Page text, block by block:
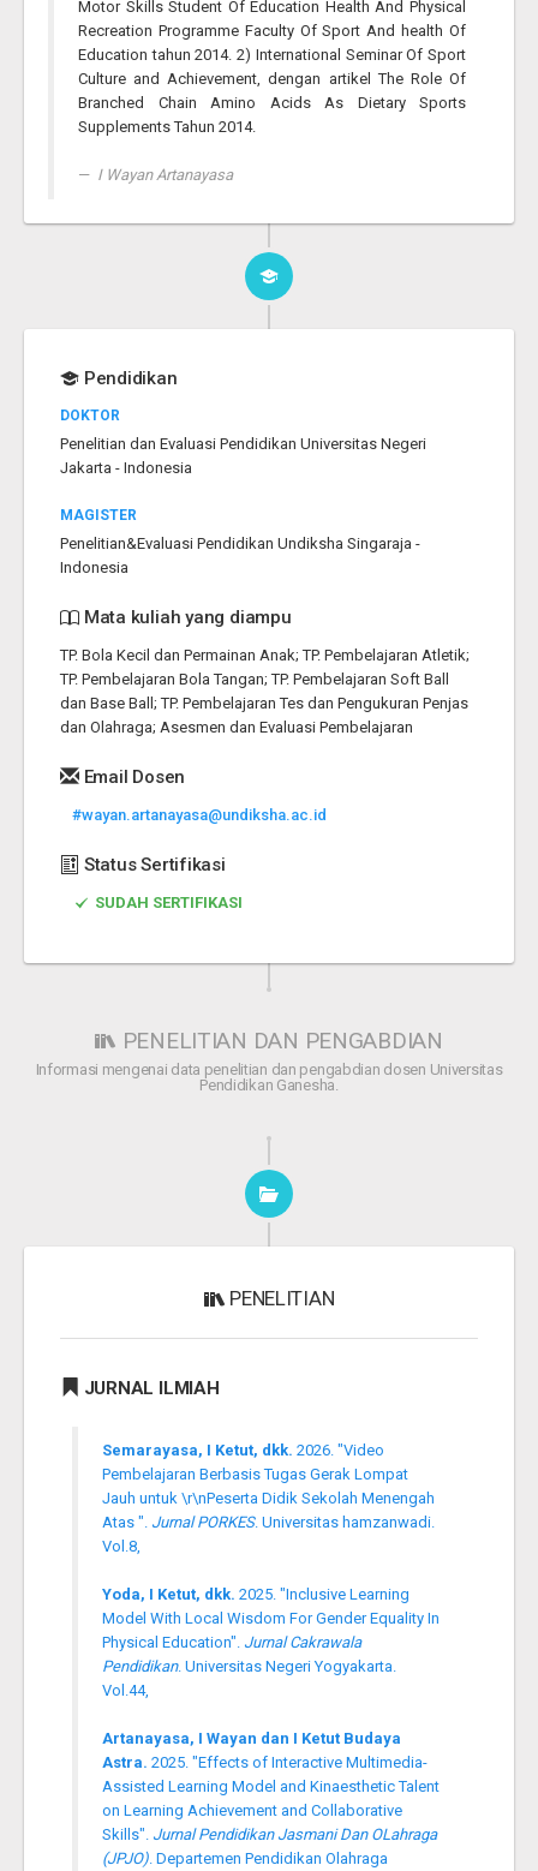
Motor Skills Student Of Education Health And Physical
Recreation Programme Faculty Of Sport And health Of
Education tahun 2014. 2) International Seminar Of Sport
Culture and Achievement, dengan artikel The Role Of
Branched Chain Amino Acids As Dietary Sports
Supplements Tahun 2014.
I Wayan Artanayasa
Pendidikan
DOKTOR
Penelitian dan Evaluasi Pendidikan Universitas Negeri
Jakarta - Indonesia
MAGISTER
Penelitian&Evaluasi Pendidikan Undiksha Singaraja -
Indonesia
Mata kuliah yang diampu
TP. Bola Kecil dan Permainan Anak; TP. Pembelajaran Atletik;
TP. Pembelajaran Bola Tangan; TP. Pembelajaran Soft Ball
dan Base Ball; TP. Pembelajaran Tes dan Pengukuran Penjas
dan Olahraga; Asesmen dan Evaluasi Pembelajaran
Email Dosen
#wayan.artanayasa@undiksha.ac.id
Status Sertifikasi
SUDAH SERTIFIKASI
PENELITIAN DAN PENGABDIAN
Informasi mengenai data penelitian dan pengabdian dosen Universitas
Pendidikan Ganesha.
PENELITIAN
JURNAL ILMIAH
Semarayasa, I Ketut, dkk. 2026. "Video
Pembelajaran Berbasis Tugas Gerak Lompat
Jauh untuk \r\nPeserta Didik Sekolah Menengah
Atas ". Jurnal PORKES. Universitas hamzanwadi.
Vol.8,
Yoda, I Ketut, dkk. 2025. "Inclusive Learning
Model With Local Wisdom For Gender Equality In
Physical Education". Jurnal Cakrawala
Pendidikan. Universitas Negeri Yogyakarta.
Vol.44,
Artanayasa, I Wayan dan I Ketut Budaya
Astra. 2025. "Effects of Interactive Multimedia-
Assisted Learning Model and Kinaesthetic Talent
on Learning Achievement and Collaborative
Skills". Jurnal Pendidikan Jasmani Dan OLahraga
(JPJO). Departemen Pendidikan Olahraga